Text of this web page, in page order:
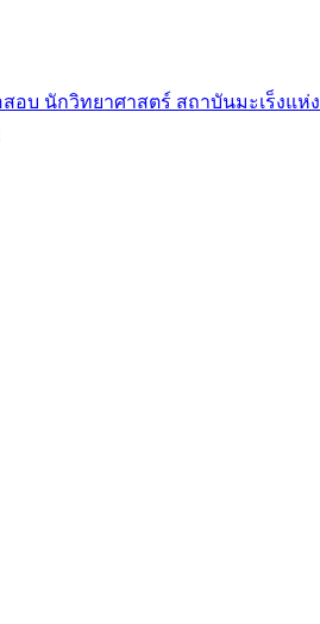
อบ นักวิทยาศาสตร์ สถาบันมะเร็งแ